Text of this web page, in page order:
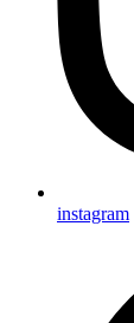
instagram